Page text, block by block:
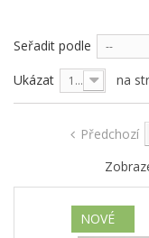
Seřadit podle --
Ukázat 12 na
Předchozí
NOVÉ